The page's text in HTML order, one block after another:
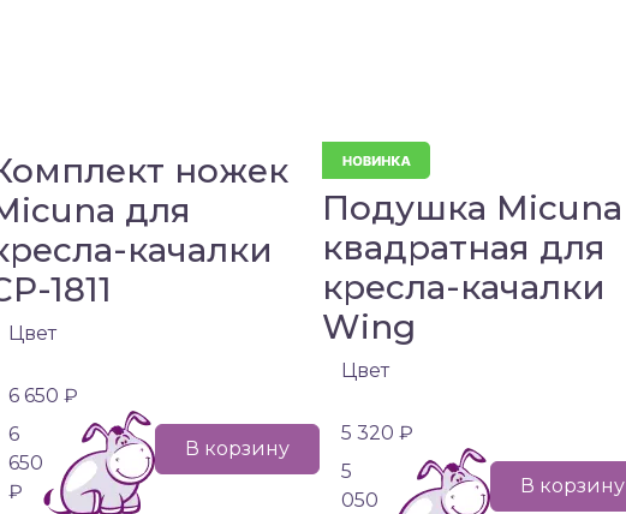
ножек
для
качалки
1811
Цвет
6 650 ₽
6
650
₽
В корзину
Подушка Micuna
квадратная для
кресла-качалки
Wing
Цвет
5 320 ₽
5
050
В корзину